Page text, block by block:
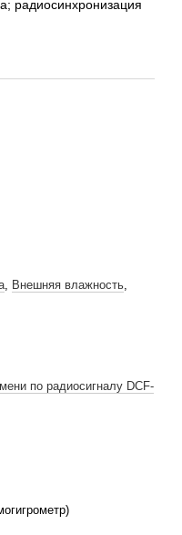
радиосинхронизация
, Внешняя влажность,
по радиосигналу DCF-